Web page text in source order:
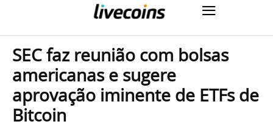
SEC faz reunião com bolsas
americanas e sugere
aprovação iminente de ETFs de
Bitcoin